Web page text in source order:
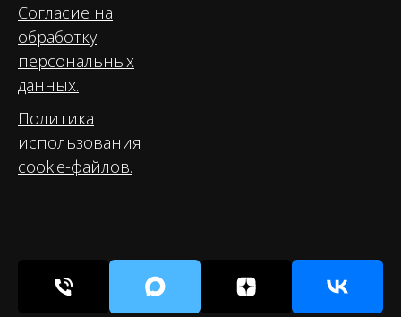
Согласие на
обработку
персональных
данных.
Политика
использования
cookie-файлов.